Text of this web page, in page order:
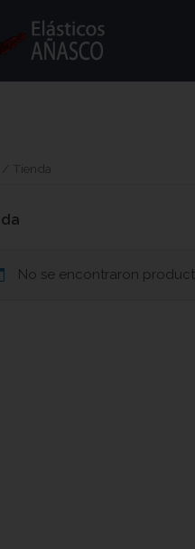
/ Tienda
No se encontraron